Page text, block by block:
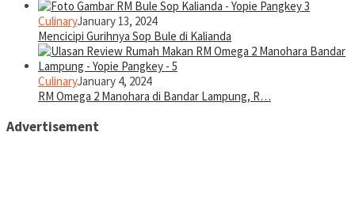
CulinaryJanuary 13, 2024
Mencicipi Gurihnya Sop Bule di Kalianda
CulinaryJanuary 4, 2024
RM Omega 2 Manohara di Bandar Lampung, R…
Advertisement